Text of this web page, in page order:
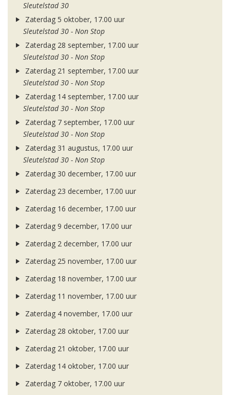
Sleutelstad 30
Zaterdag 5 oktober, 17.00 uur
Sleutelstad 30 - Non Stop
Zaterdag 28 september, 17.00 uur
Sleutelstad 30 - Non Stop
Zaterdag 21 september, 17.00 uur
Sleutelstad 30 - Non Stop
Zaterdag 14 september, 17.00 uur
Sleutelstad 30 - Non Stop
Zaterdag 7 september, 17.00 uur
Sleutelstad 30 - Non Stop
Zaterdag 31 augustus, 17.00 uur
Sleutelstad 30 - Non Stop
Zaterdag 30 december, 17.00 uur
Zaterdag 23 december, 17.00 uur
Zaterdag 16 december, 17.00 uur
Zaterdag 9 december, 17.00 uur
Zaterdag 2 december, 17.00 uur
Zaterdag 25 november, 17.00 uur
Zaterdag 18 november, 17.00 uur
Zaterdag 11 november, 17.00 uur
Zaterdag 4 november, 17.00 uur
Zaterdag 28 oktober, 17.00 uur
Zaterdag 21 oktober, 17.00 uur
Zaterdag 14 oktober, 17.00 uur
Zaterdag 7 oktober, 17.00 uur